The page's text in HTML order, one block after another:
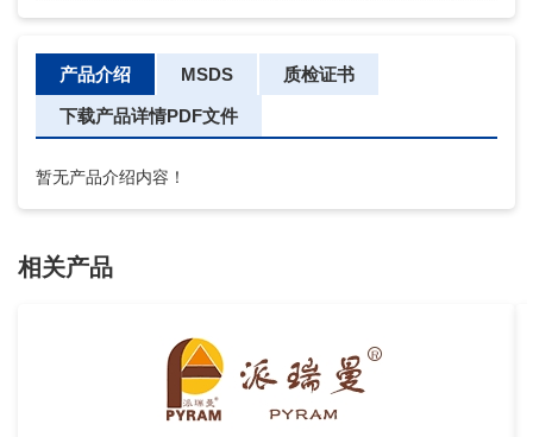
产品介绍 MSDS 质检证书
下载产品详情PDF文件
暂无产品介绍内容！
相关产品